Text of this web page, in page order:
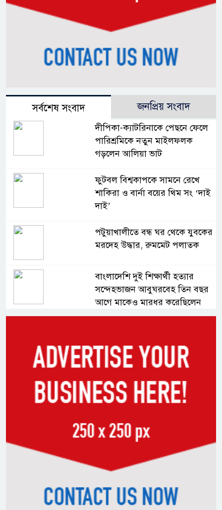
সর্বশেষ সংবাদ জনপ্রিয় সংবাদ
দীপিকা-ক্যাটরিনাকে পেছনে ফেলে
পারিশ্রমিকে নতুন মাইলফলক
গড়লেন আলিয়া ভাট
ফুটবল বিশ্বকাপকে সামনে রেখে
শাকিরা ও বার্না বয়ের থিম সং ‘দাই
দাই’
পটুয়াখালীতে বন্ধ ঘর থেকে যুবকের
মরদেহ উদ্ধার, রুমমেট পলাতক
বাংলাদেশি দুই শিক্ষার্থী হত্যার
সন্দেহভাজন আবুঘরবেহ তিন বছর
আগে মাকেও মারধর করেছিলেন
দুর্জয়কেও আলোচনায় আনতে
বললেন তামিম
বিএনপির প্রতি আস্থা হারাচ্ছি:
সংসদে নাহিদ ইসলামের মন্তব্য
নিপীড়নের আশঙ্কা জানালে ভিসা নয়